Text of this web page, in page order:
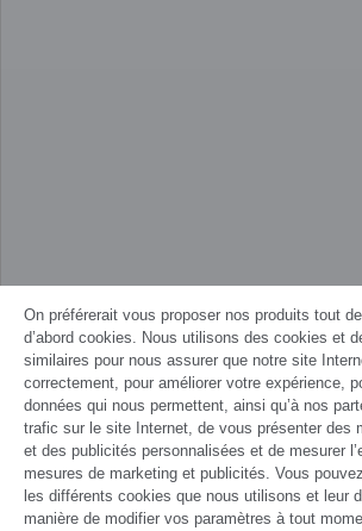
On préférerait vous proposer nos produits tout
d’abord cookies. Nous utilisons des cookies et
similaires pour nous assurer que notre site
correctement, pour améliorer votre expérience,
données qui nous permettent, ainsi qu’à nos
trafic sur le site Internet, de vous présenter des
et des publicités personnalisées et de mesurer
mesures de marketing et publicités. Vous
les différents cookies que nous utilisons et leur
manière de modifier vos paramètres à tout